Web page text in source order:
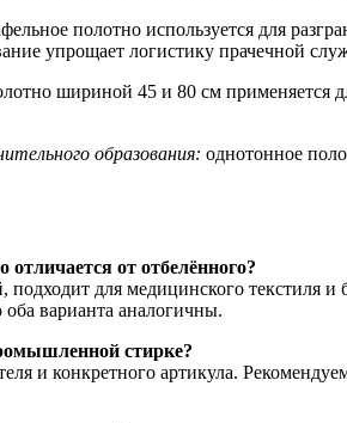
полотно используется для
упрощает логистику прачечной
шириной 45 и 80 см применяется
образования: однотонное
от отбелённого?
подходит для медицинского
варианта аналогичны.
стирке?
и конкретного артикула.